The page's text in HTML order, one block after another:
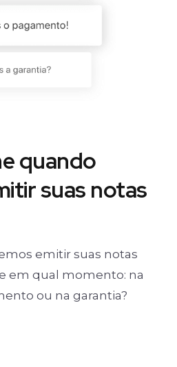
quando
suas notas
emitir suas notas
em qual momento: na
ou na garantia?